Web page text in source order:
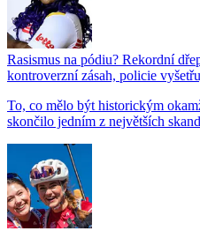
Rasismus na pódiu? Rekordní
kontroverzní zásah, policie
To, co mělo být historickým
skončilo jedním z největších